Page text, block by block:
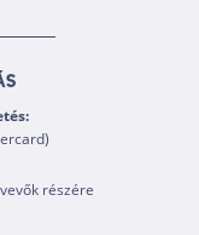
részére